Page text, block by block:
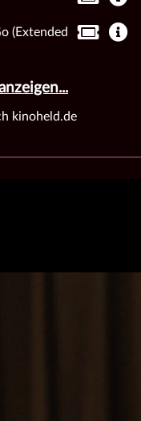
(Extended
kinoheld.de